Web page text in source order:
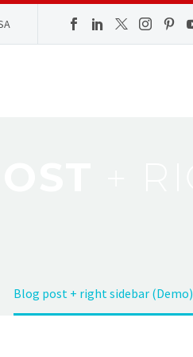
Blog post + right sidebar (Demo)